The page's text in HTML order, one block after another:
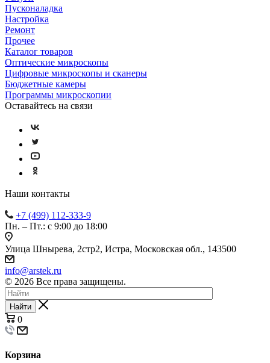
Пусконаладка
Настройка
Ремонт
Прочее
Каталог товаров
Оптические микроскопы
Цифровые микроскопы и сканеры
Бюджетные камеры
Программы микроскопии
Оставайтесь на связи
Наши контакты
+7 (499) 112-333-9
Пн. – Пт.: с 9:00 до 18:00
Улица Шнырева, 2стр2, Истра, Московская обл., 143500
info@arstek.ru
© 2026 Все права защищены.
Найти
0
Корзина